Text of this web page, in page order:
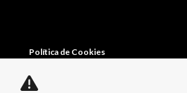
Política de Cookies